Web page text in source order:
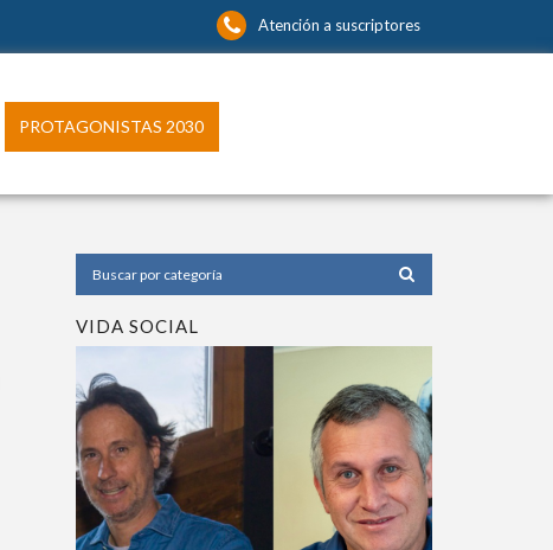
Atención a suscriptores
PROTAGONISTAS 2030
VIDA SOCIAL